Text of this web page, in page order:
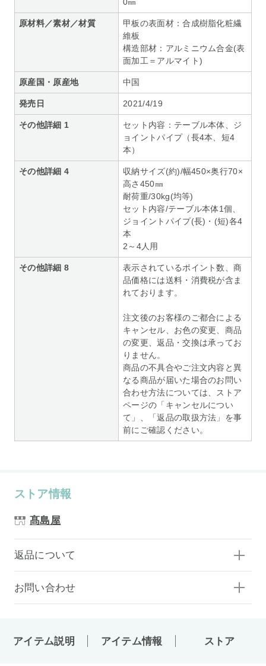
0㎜
原材料／素材／材質
甲板の表面材：合成樹脂化粧繊
維板
構造部材：アルミニウム合金(表
面加工＝アルマイト)
原産国・原産地 中国
発売日 2021/4/19
その他詳細 1
セット内容：テーブル本体、ジ
ョイントパイプ（長4本、短4
本）
その他詳細 4
収納サイズ(約)/幅450×奥行70×
高さ450㎜
耐荷重/30kg(均等)
セット内容/テーブル本体1個、
ジョイントパイプ(長)・(短)各4
本
2～4人用
その他詳細 8
表示されているポイント数、商
品価格には送料・消費税が含ま
れております。
注文後のお客様のご都合による
キャンセル、お色の変更、商品
の変更、返品・交換は承ってお
りません。
商品の不具合やご注文内容と異
なる商品が届いた場合のお問い
合わせ方法については、ストア
ページの「キャンセルについ
て」、「返品の取扱方法」を事
前にご確認ください。
ストア情報
髙島屋
返品について
お問い合わせ
アイテム説明 アイテム情報 ストア